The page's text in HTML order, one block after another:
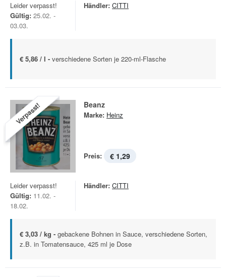
Leider verpasst!
Gültig: 25.02. -
03.03.
Händler: CITTI
€ 5,86 / l - verschiedene Sorten je 220-ml-Flasche
Verpasst! Beanz
Marke: Heinz
Preis: € 1,29
Leider verpasst!
Gültig: 11.02. -
18.02.
Händler: CITTI
€ 3,03 / kg - gebackene Bohnen in Sauce, verschiedene Sorten,
z.B. in Tomatensauce, 425 ml je Dose